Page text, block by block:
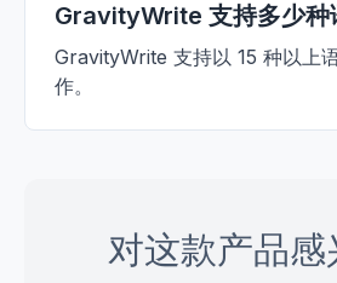
GravityWrite 支持多少种
GravityWrite 支持以 15 种以上
作。
对这款产品感